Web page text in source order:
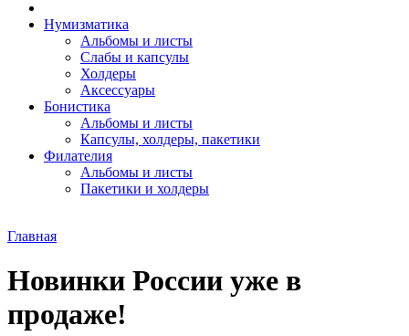
Нумизматика
Альбомы и листы
Слабы и капсулы
Холдеры
Аксессуары
Бонистика
Альбомы и листы
Капсулы, холдеры, пакетики
Филателия
Альбомы и листы
Пакетики и холдеры
Главная
Новинки России уже в
продаже!